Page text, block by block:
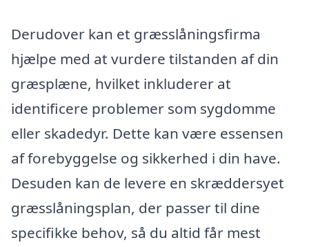
Derudover kan et græsslåningsfirma
hjælpe med at vurdere tilstanden af din
græsplæne, hvilket inkluderer at
identificere problemer som sygdomme
eller skadedyr. Dette kan være essensen
af forebyggelse og sikkerhed i din have.
Desuden kan de levere en skræddersyet
græsslåningsplan, der passer til dine
specifikke behov, så du altid får mest